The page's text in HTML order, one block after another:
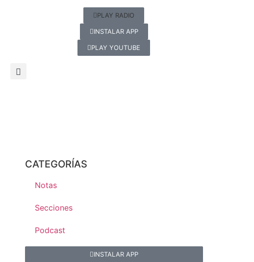
PLAY RADIO
INSTALAR APP
PLAY YOUTUBE
CATEGORÍAS
Notas
Secciones
Podcast
INSTALAR APP